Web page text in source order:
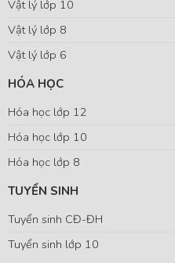
Vật lý lớp 10
Vật lý lớp 8
Vật lý lớp 6
HÓA HỌC
Hóa học lớp 12
Hóa học lớp 10
Hóa học lớp 8
TUYỂN SINH
Tuyển sinh CĐ-ĐH
Tuyển sinh lớp 10